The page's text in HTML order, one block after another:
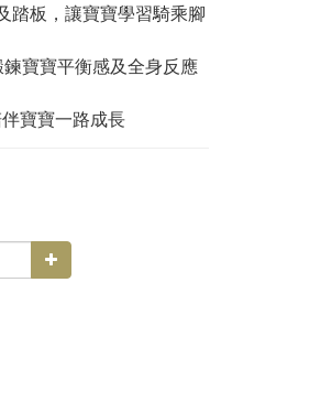
板，讓寶寶學習騎乘腳
寶寶平衡感及全身反應
寶寶一路成長